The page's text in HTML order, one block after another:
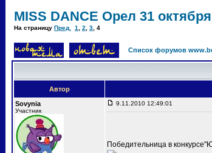
MISS DANCE Орел 31
На страницу Пред. 1 2 3 4
Список форумов
Автор
Sovynia
Участник
9.11.2010 12:49:01
Победительница в